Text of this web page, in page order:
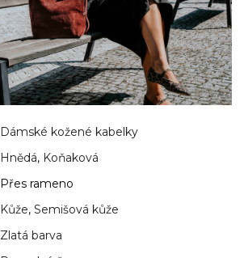
Dámské kožené kabelky
Hnědá, Koňaková
Přes rameno
Kůže, Semišová kůže
Zlatá barva